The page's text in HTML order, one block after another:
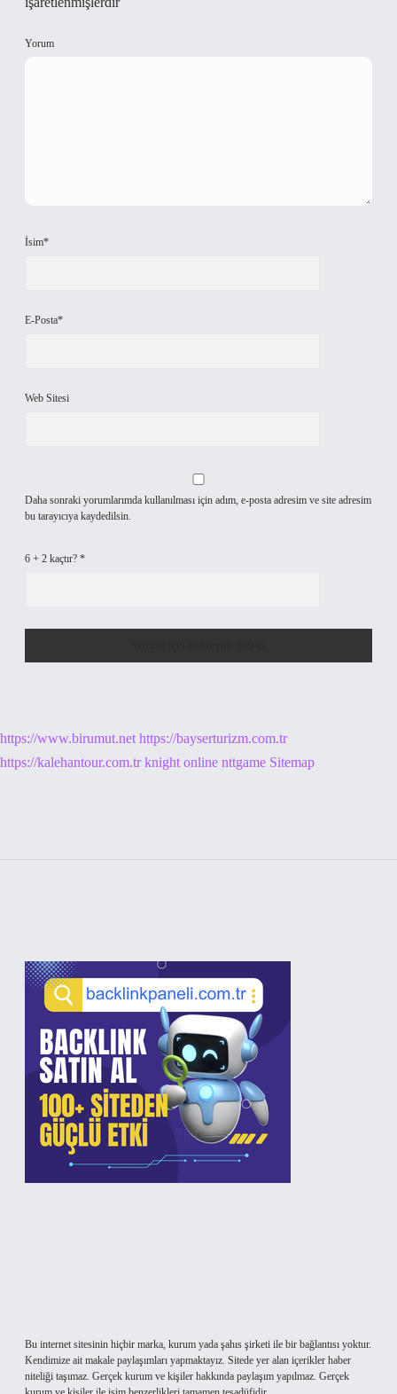
Yorum
İsim*
E-Posta*
Web Sitesi
Daha sonraki yorumlarımda kullanılması için adım, e-posta adresim ve site adresim
bu tarayıcıya kaydedilsin.
6 + 2 kaçtır? *
https://www.birumut.net https://bayserturizm.com.tr
https://kalehantour.com.tr knight online nttgame Sitemap
Bu internet sitesinin hiçbir marka, kurum yada şahıs şirketi ile bir bağlantısı yoktur.
Kendimize ait makale paylaşımları yapmaktayız. Sitede yer alan içerikler haber
niteliği taşımaz. Gerçek kurum ve kişiler hakkında paylaşım yapılmaz. Gerçek